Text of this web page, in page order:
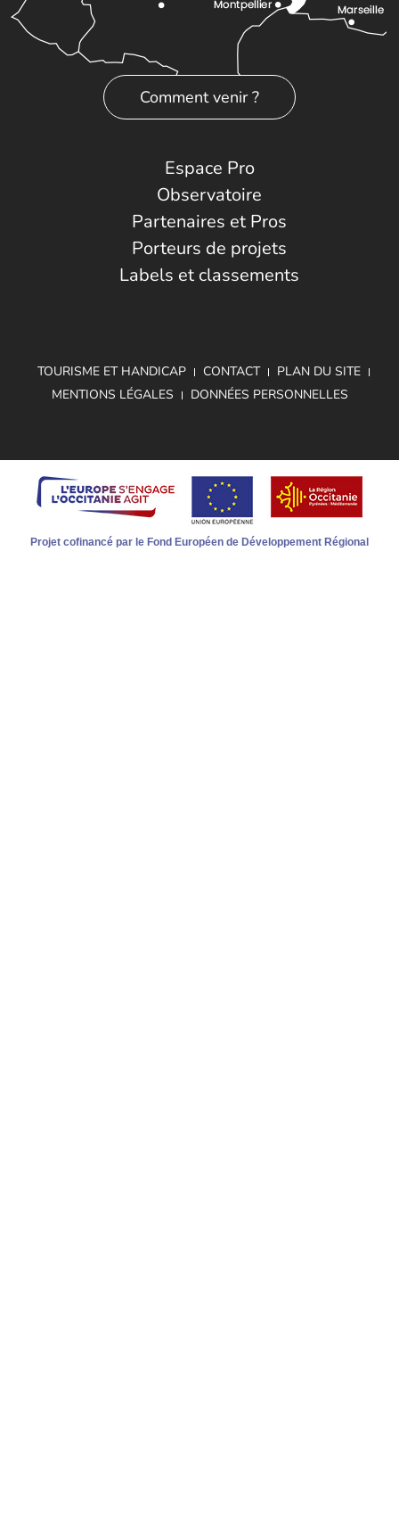
Comment venir ?
Espace Pro
Observatoire
Partenaires et Pros
Porteurs de projets
Labels et classements
TOURISME ET HANDICAP CONTACT
PLAN DU SITE
MENTIONS LÉGALES
DONNÉES PERSONNELLES
Projet cofinancé par le Fond Européen de Développement Régional